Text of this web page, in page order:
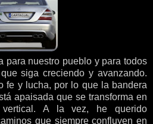
para nuestro pueblo y para todos
siga creciendo y avanzando.
fe y lucha, por lo que la bandera
apaisada que se transforma en
A la vez, he querido
que siempre confluyen en